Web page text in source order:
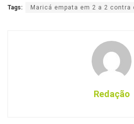
Tags: Maricá empata em 2 a 2 contra
Redação